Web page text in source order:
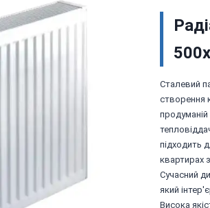
Сталевий
створення
продуманій
підходить
квартирах
Сучасний
який
Висока